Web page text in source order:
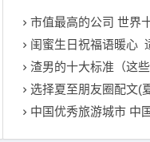
市值最高的公司 世界
闺蜜生日祝福语暖心
渣男的十大标准（这
选择夏至朋友圈配文(
中国优秀旅游城市 中